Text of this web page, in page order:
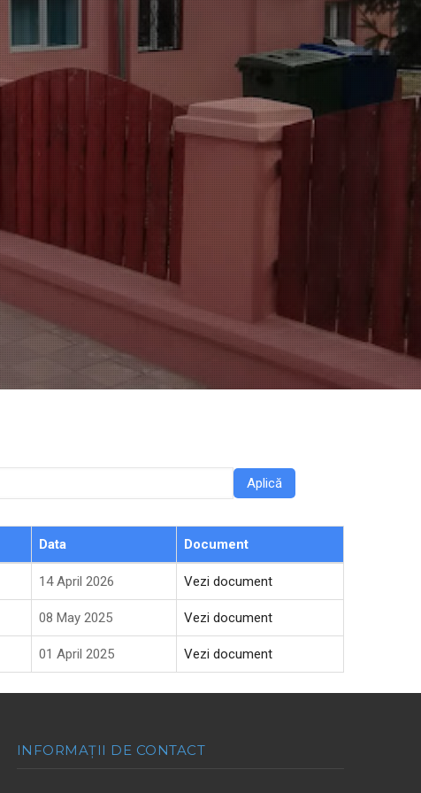
Data Document
14 April 2026 Vezi document
08 May 2025 Vezi document
01 April 2025 Vezi document
INFORMAȚII DE CONTACT